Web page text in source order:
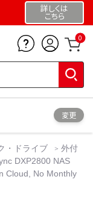
詳しくは
こちら
0
変更
・ドライブ
外付
DXP2800 NAS
Cloud, No Monthly